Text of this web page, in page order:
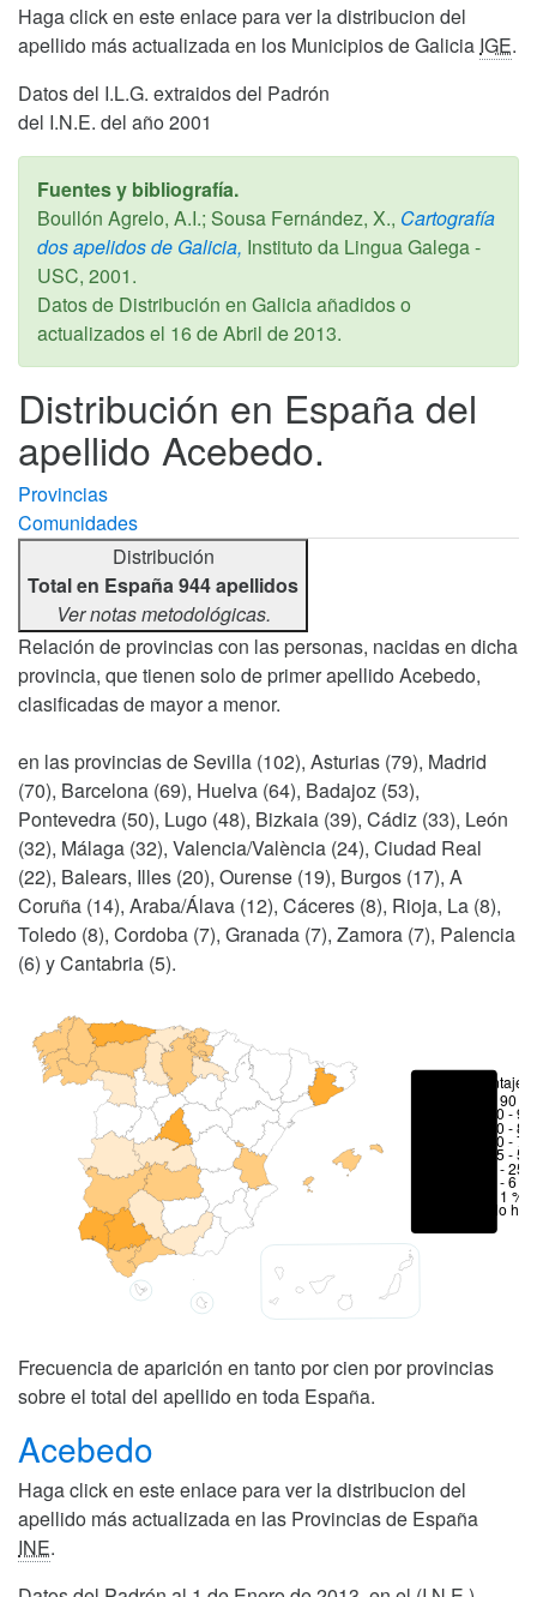
Haga click en este enlace para ver la distribucion del
apellido más actualizada en los Municipios de Galicia IGE.
Datos del I.L.G. extraidos del Padrón
del I.N.E. del año 2001
Fuentes y bibliografía.
Boullón Agrelo, A.I.; Sousa Fernández, X., Cartografía
dos apelidos de Galicia, Instituto da Lingua Galega -
USC, 2001.
Datos de Distribución en Galicia añadidos o
actualizados el 16 de Abril de 2013.
Distribución en España del
apellido Acebedo.
Provincias
Comunidades
Distribución
Total en España 944 apellidos
Ver notas metodológicas.
Relación de provincias con las personas, nacidas en dicha
provincia, que tienen solo de primer apellido Acebedo,
clasificadas de mayor a menor.
en las provincias de Sevilla (102), Asturias (79), Madrid
(70), Barcelona (69), Huelva (64), Badajoz (53),
Pontevedra (50), Lugo (48), Bizkaia (39), Cádiz (33), León
(32), Málaga (32), Valencia/València (24), Ciudad Real
(22), Balears, Illes (20), Ourense (19), Burgos (17), A
Coruña (14), Araba/Álava (12), Cáceres (8), Rioja, La (8),
Toledo (8), Cordoba (7), Granada (7), Zamora (7), Palencia
(6) y Cantabria (5).
Porcentajes
> 90 %
80 -
70 -
50 -
25 -
6 - 25
1 - 6 %
< 1 %
No hay
Frecuencia de aparición en tanto por cien por provincias
sobre el total del apellido en toda España.
Acebedo
Haga click en este enlace para ver la distribucion del
apellido más actualizada en las Provincias de España
INE.